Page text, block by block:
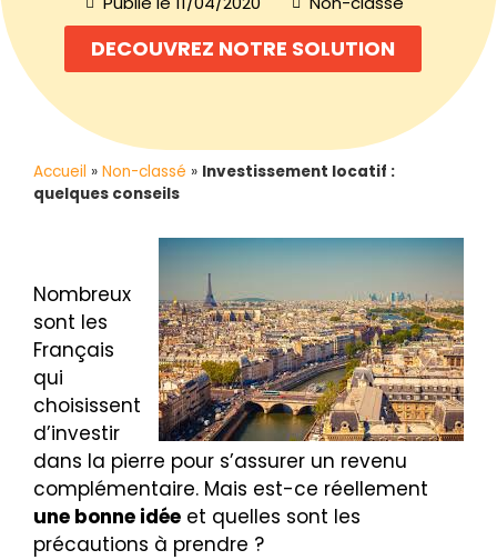
DECOUVREZ NOTRE SOLUTION
Accueil » Non-classé » Investissement locatif :
quelques conseils
Nombreux
sont les
Français
qui
choisissent
d’investir
dans la pierre pour s’assurer un revenu
complémentaire. Mais est-ce réellement
une bonne idée et quelles sont les
précautions à prendre ?